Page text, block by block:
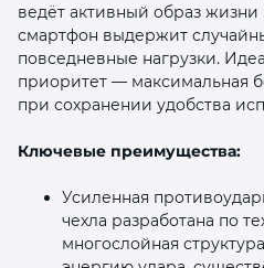
ведёт активный образ жизни
смартфон выдержит
повседневные нагрузки.
приоритет — максимальная
при сохранении удобства
Ключевые преимущества:
Усиленная
чехла разработана по
многослойная